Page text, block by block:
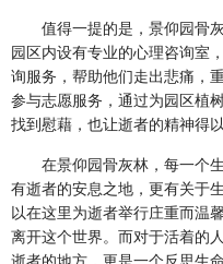
值得一提的是，景仰园骨
园区内设有专业的心理咨询室
询服务，帮助他们走出悲痛，
参与志愿服务，通过为园区植
找到慰藉，也让逝者的精神得以
在景仰园骨灰林，每一个
有逝者的安息之地，更有关于
以在这里为逝者举行庄重而温
离开这个世界。而对于活着的